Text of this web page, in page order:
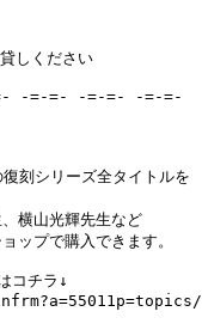
しください
-=-=- -=-=- -=-=-
刻シリーズ全タイトルを
横山光輝先生など
ップで購入できます。
コチラ↓